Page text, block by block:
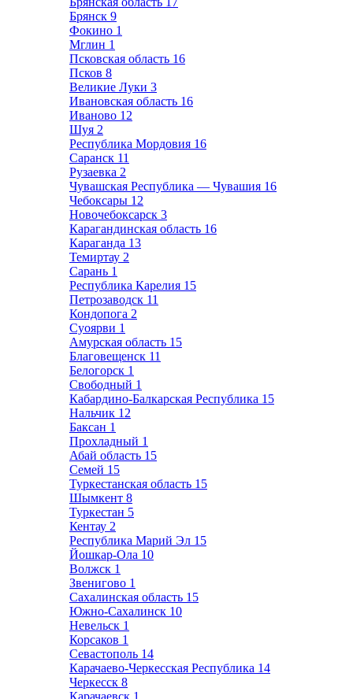
Брянск 9
Фокино 1
Мглин 1
Псковская область 16
Псков 8
Великие Луки 3
Ивановская область 16
Иваново 12
Шуя 2
Республика Мордовия 16
Саранск 11
Рузаевка 2
Чувашская Республика — Чувашия 16
Чебоксары 12
Новочебоксарск 3
Карагандинская область 16
Караганда 13
Темиртау 2
Сарань 1
Республика Карелия 15
Петрозаводск 11
Кондопога 2
Суоярви 1
Амурская область 15
Благовещенск 11
Белогорск 1
Свободный 1
Кабардино-Балкарская Республика 15
Нальчик 12
Баксан 1
Прохладный 1
Абай область 15
Семей 15
Туркестанская область 15
Шымкент 8
Туркестан 5
Кентау 2
Республика Марий Эл 15
Йошкар-Ола 10
Волжск 1
Звенигово 1
Сахалинская область 15
Южно-Сахалинск 10
Невельск 1
Корсаков 1
Севастополь 14
Карачаево-Черкесская Республика 14
Черкесск 8
Карачаевск 1